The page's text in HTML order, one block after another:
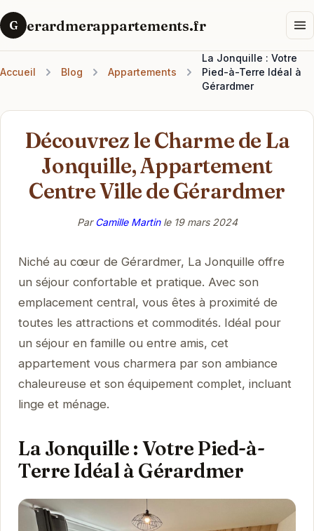
G erardmerappartements.fr
Accueil Blog Appartements
La Jonquille : Votre
Pied-à-Terre Idéal à
Gérardmer
Découvrez le Charme de La
Jonquille, Appartement
Centre Ville de Gérardmer
ParCamille Martinle 19 mars 2024
Niché au cœur de Gérardmer, La Jonquille offre
un séjour confortable et pratique. Avec son
emplacement central, vous êtes à proximité de
toutes les attractions et commodités. Idéal pour
un séjour en famille ou entre amis, cet
appartement vous charmera par son ambiance
chaleureuse et son équipement complet, incluant
linge et ménage.
La Jonquille : Votre Pied-à-
Terre Idéal à Gérardmer